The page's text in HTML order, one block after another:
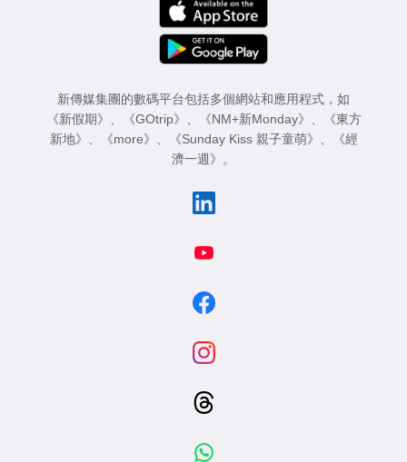
新傳媒集團的數碼平台包括多個網站和應用程式，如
《新假期》
《GOtrip》 《NM+新Monday》
《東方
新地》
《more》 《Sunday Kiss 親子童萌》
《經
濟一週》
。